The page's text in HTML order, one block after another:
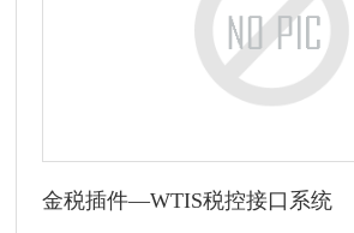
金税插件—WTIS税控接口系统